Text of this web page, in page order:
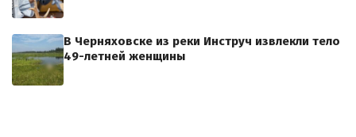
В Черняховске из реки Инструч извлекли тело
49-летней женщины